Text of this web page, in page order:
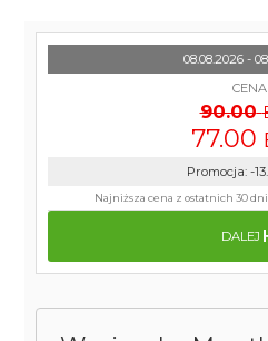
08.08.2026 -
CENA
90.00
77.00
Promocja: -
Najniższa cena z ostatnich 30
DALEJ